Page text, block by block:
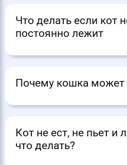
Что делать если кот
постоянно лежит
Почему кошка может
Кот не ест, не пьет и
что делать?